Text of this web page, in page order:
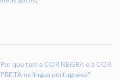
Por que tem a COR NEGRA e a COR
PRETA na língua portuguesa?